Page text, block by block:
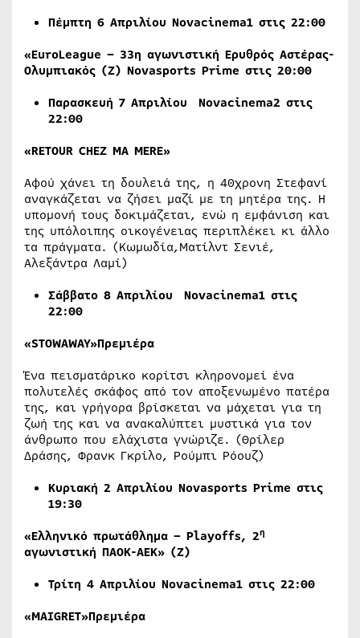
Πέμπτη 6 Απριλίου Novacinema1 στις 22:00
«EuroLeague – 33η αγωνιστική Ερυθρός Αστέρας-
Ολυμπιακός (Ζ) Novasports Prime στις 20:00
Παρασκευή 7 Απριλίου Novacinema2 στις
22:00
«RETOUR CHEZ MA MERE»
Αφού χάνει τη δουλειά της, η 40χρονη Στεφανί
αναγκάζεται να ζήσει μαζί με τη μητέρα της. Η
υπομονή τους δοκιμάζεται, ενώ η εμφάνιση και
της υπόλοιπης οικογένειας περιπλέκει κι άλλο
τα πράγματα. (Κωμωδία,Ματίλντ Σενιέ,
Αλεξάντρα Λαμί)
Σάββατο 8 Απριλίου
Novacinema1 στις
22:00
«STOWAWAY»Πρεμιέρα
Ένα πεισματάρικο κορίτσι κληρονομεί ένα
πολυτελές σκάφος από τον αποξενωμένο πατέρα
της, και γρήγορα βρίσκεται να μάχεται για τη
ζωή της και να ανακαλύπτει μυστικά για τον
άνθρωπο που ελάχιστα γνώριζε. (Θρίλερ
Δράσης, Φρανκ Γκρίλο, Ρούμπι Ρόουζ)
Κυριακή 2 Απριλίου Novasports Prime στις
19:30
«Ελληνικό πρωτάθλημα – Playoffs, 2η
αγωνιστική ΠΑΟΚ-ΑΕΚ» (Ζ)
Τρίτη 4 Απριλίου Novacinema1 στις 22:00
«MAIGRET»Πρεμιέρα